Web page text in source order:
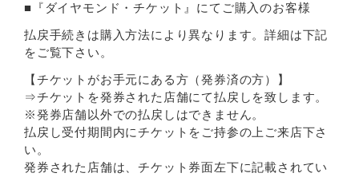
■『ダイヤモンド・チケット』にてご購入のお客様
払戻手続きは購入方法により異なります。詳細は下記
をご覧下さい。
【チケットがお手元にある方（発券済の方）】
⇒チケットを発券された店舗にて払戻しを致します。
※発券店舗以外での払戻しはできません。
払戻し受付期間内にチケットをご持参の上ご来店下さ
い。
発券された店舗は、チケット券面左下に記載されてい